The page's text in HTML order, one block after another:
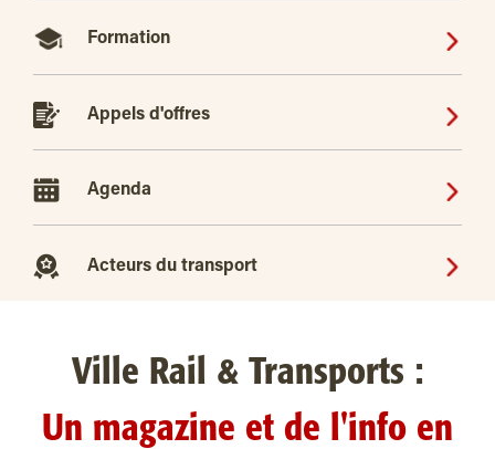
Formation
Appels d'offres
Agenda
Acteurs du transport
Ville Rail & Transports :
Un magazine et de l'info en